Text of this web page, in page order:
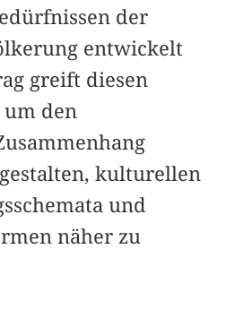
der
entwickelt
greift diesen
um den
kulturellen
und
näher zu